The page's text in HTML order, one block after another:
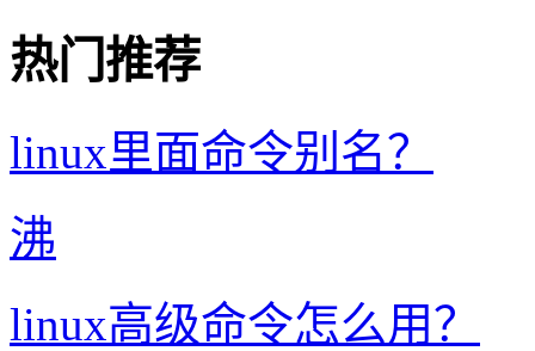
热门推荐
linux里面命令别名？
沸
linux高级命令怎么用？